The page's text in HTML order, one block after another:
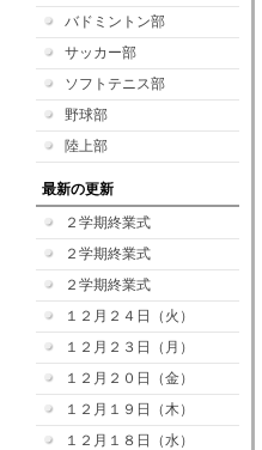
バドミントン部
サッカー部
ソフトテニス部
野球部
陸上部
最新の更新
２学期終業式
２学期終業式
２学期終業式
１２月２４日（火）
１２月２３日（月）
１２月２０日（金）
１２月１９日（木）
１２月１８日（水）